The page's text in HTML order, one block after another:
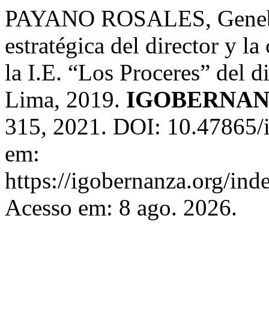
PAYANO ROSALES,
estratégica del director y
la I.E. “Los Proceres” del
Lima, 2019.
315, 2021. DOI:
em:
https://igobernanza.org/
Acesso em: 8 ago. 2026.